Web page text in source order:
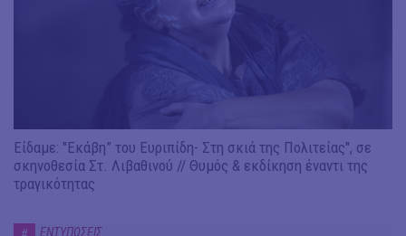
Είδαμε: "Εκάβη” του Ευριπίδη- Στη σκιά της Πολιτείας", σε
σκηνοθεσία Στ. Λιβαθινού // Θυμός & εκδίκηση έναντι της
τραγικότητας
ΕΝΤΥΠΩΣΕΙΣ